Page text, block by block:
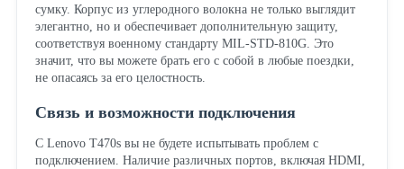
сумку. Корпус из углеродного волокна не только выглядит
элегантно, но и обеспечивает дополнительную защиту,
соответствуя военному стандарту MIL-STD-810G. Это
значит, что вы можете брать его с собой в любые поездки,
не опасаясь за его целостность.
Связь и возможности подключения
С Lenovo T470s вы не будете испытывать проблем с
подключением. Наличие различных портов, включая HDMI,